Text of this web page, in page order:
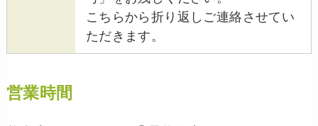
こちらから折り返しご連絡させてい
ただきます。
営業時間